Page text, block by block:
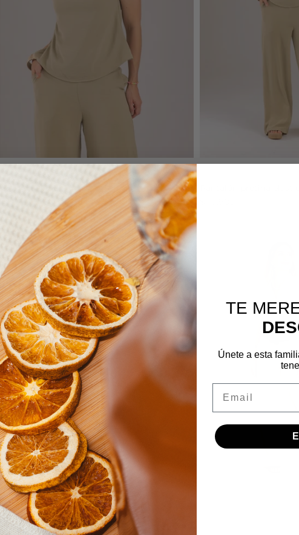
Blusa cuello drapeado
Nuevo
Tinta
TE
Únete a esta